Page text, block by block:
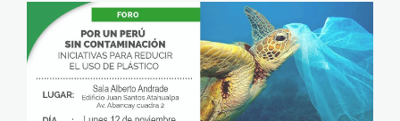
Foro Perú Libre de
Plásticos